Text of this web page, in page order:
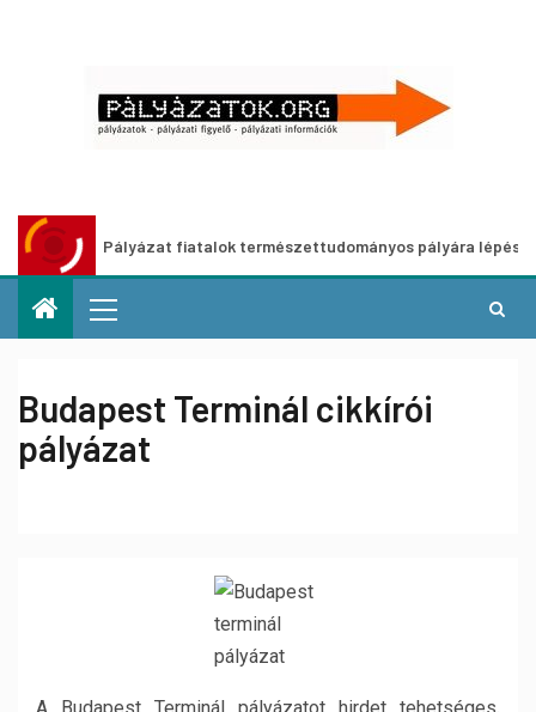
Pályázat fiatalok természettudományos pályára lépését
Budapest Terminál cikkírói
pályázat